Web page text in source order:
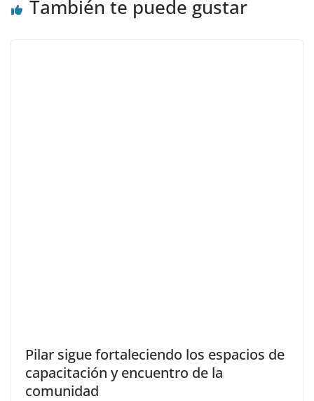
También te puede gustar
Pilar sigue fortaleciendo los espacios de
capacitación y encuentro de la
comunidad